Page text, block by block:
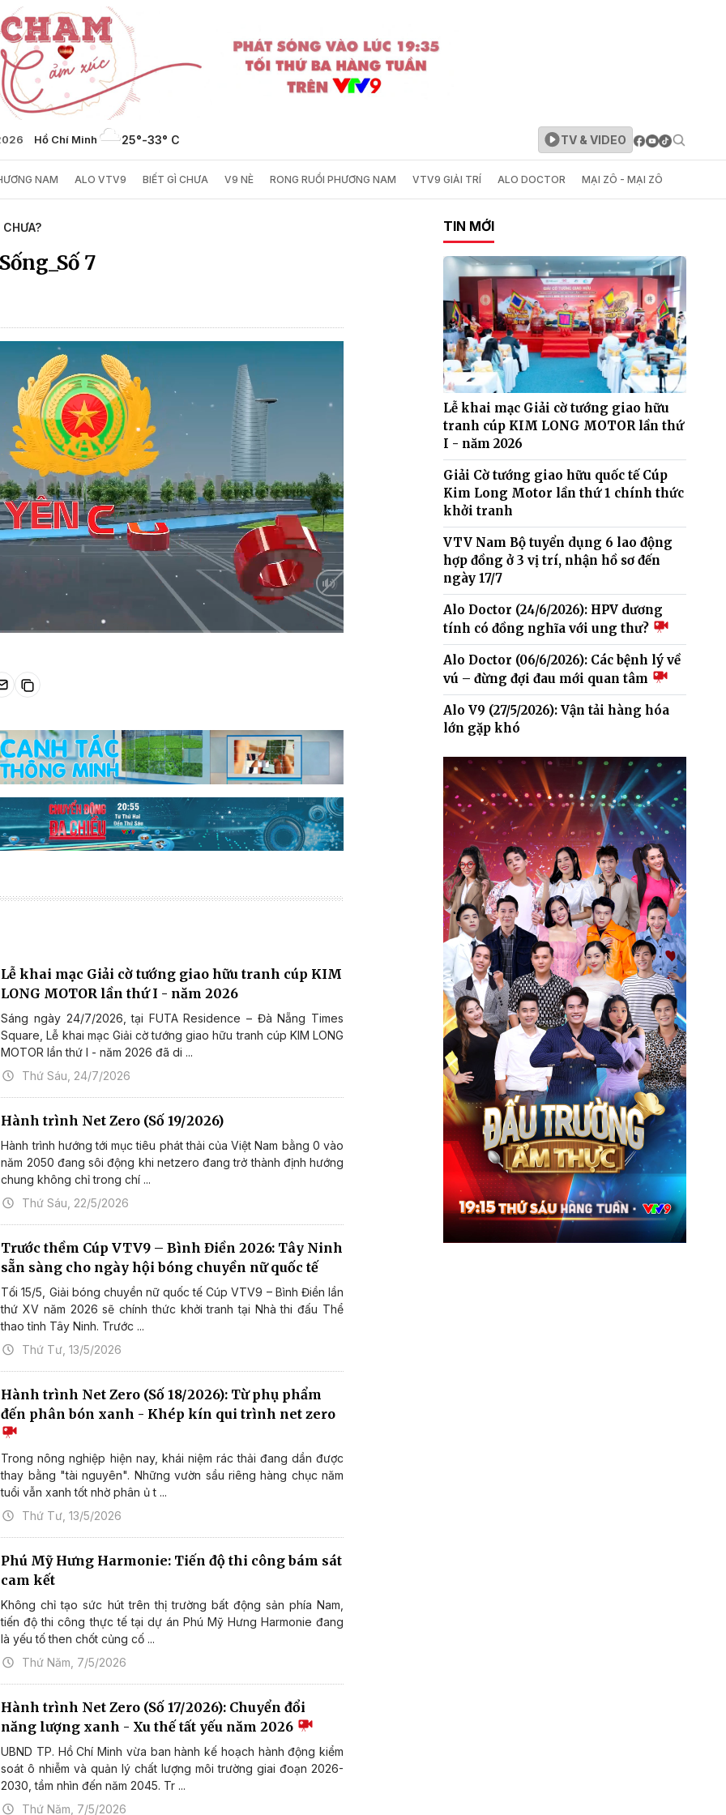
Hồ Chí Minh 25°-33° C TV & VIDEO
NAM ALO VTV9 BIẾT GÌ CHƯA V9 NÈ RONG RUỔI PHƯƠNG NAM VTV9 GIẢI TRÍ ALO DOCTOR MẠI ZÔ - MẠI ZÔ
CHƯA?
7
Lễ khai mạc Giải cờ tướng giao hữu tranh cúp KIM
LONG MOTOR lần thứ I - năm 2026
Sáng ngày 24/7/2026, tại FUTA Residence – Đà Nẵng Times
Square, Lễ khai mạc Giải cờ tướng giao hữu tranh cúp KIM LONG
MOTOR lần thứ I - năm 2026 đã di ...
Thứ Sáu, 24/7/2026
Hành trình Net Zero (Số 19/2026)
Hành trình hướng tới mục tiêu phát thải của Việt Nam bằng 0 vào
năm 2050 đang sôi động khi netzero đang trở thành định hướng
chung không chỉ trong chí ...
Thứ Sáu, 22/5/2026
Trước thềm Cúp VTV9 – Bình Điền 2026: Tây Ninh
sẵn sàng cho ngày hội bóng chuyền nữ quốc tế
Tối 15/5, Giải bóng chuyền nữ quốc tế Cúp VTV9 – Bình Điền lần
thứ XV năm 2026 sẽ chính thức khởi tranh tại Nhà thi đấu Thể
thao tỉnh Tây Ninh. Trước ...
Thứ Tư, 13/5/2026
Hành trình Net Zero (Số 18/2026): Từ phụ phẩm
đến phân bón xanh - Khép kín qui trình net zero
Trong nông nghiệp hiện nay, khái niệm rác thải đang dần được
thay bằng "tài nguyên". Những vườn sầu riêng hàng chục năm
tuổi vẫn xanh tốt nhờ phân ủ t ...
Thứ Tư, 13/5/2026
Phú Mỹ Hưng Harmonie: Tiến độ thi công bám sát
cam kết
Không chỉ tạo sức hút trên thị trường bất động sản phía Nam,
tiến độ thi công thực tế tại dự án Phú Mỹ Hưng Harmonie đang
là yếu tố then chốt củng cố ...
Thứ Năm, 7/5/2026
Hành trình Net Zero (Số 17/2026): Chuyển đổi
năng lượng xanh - Xu thế tất yếu năm 2026
UBND TP. Hồ Chí Minh vừa ban hành kế hoạch hành động kiểm
soát ô nhiễm và quản lý chất lượng môi trường giai đoạn 2026-
2030, tầm nhìn đến năm 2045. Tr ...
Thứ Năm, 7/5/2026
TIN MỚI
Lễ khai mạc Giải cờ tướng giao hữu
tranh cúp KIM LONG MOTOR lần thứ
I - năm 2026
Giải Cờ tướng giao hữu quốc tế Cúp
Kim Long Motor lần thứ 1 chính thức
khởi tranh
VTV Nam Bộ tuyển dụng 6 lao động
hợp đồng ở 3 vị trí, nhận hồ sơ đến
ngày 17/7
Alo Doctor (24/6/2026): HPV dương
tính có đồng nghĩa với ung thư?
Alo Doctor (06/6/2026): Các bệnh lý về
vú – đừng đợi đau mới quan tâm
Alo V9 (27/5/2026): Vận tải hàng hóa
lớn gặp khó